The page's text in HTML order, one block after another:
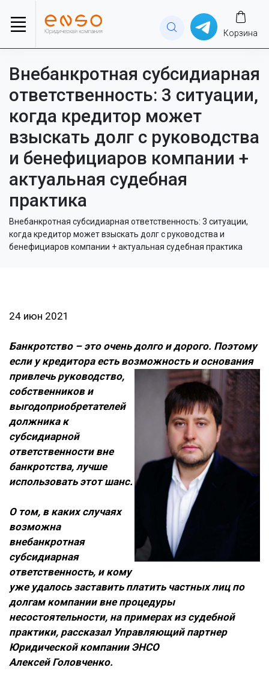
Корзина
Внебанкротная субсидиарная
ответственность: 3 ситуации,
когда кредитор может
взыскать долг с руководства
и бенефициаров компании +
актуальная судебная
практика
Внебанкротная субсидиарная ответственность: 3 ситуации,
когда кредитор может взыскать долг с руководства и
бенефициаров компании + актуальная судебная практика
24 июн 2021
Банкротство – это очень долго и дорого. Поэтому
если у кредитора есть возможность иоснования
привлечь руководство,
собственников и
выгодоприобретателей
должника к
субсидиарной
ответственности вне
банкротства, лучше
использовать этот шанс.
О том, в каких случаях
возможна
внебанкротная
субсидиарная
ответственность, и кому
уже удалось заставить платить частных лиц по
долгам компании вне процедуры
несостоятельности, на примерах из судебной
практики, рассказал Управляющий партнер
Юридической компании ЭНСО
Алексей Головченко.